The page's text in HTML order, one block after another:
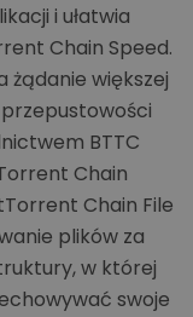
i ułatwia
Chain Speed.
żądanie większej
BTTC
Chain
Chain File
plików za
w której
swoje